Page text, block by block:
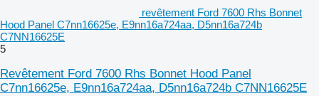
revêtement Ford 7600 Rhs Bonnet
Hood Panel C7nn16625e, E9nn16a724aa, D5nn16a724b
C7NN16625E
5
Revêtement Ford 7600 Rhs Bonnet Hood Panel
C7nn16625e, E9nn16a724aa, D5nn16a724b C7NN16625E